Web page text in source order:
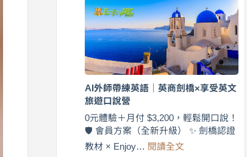
費
7
天
說
英
語！
商
橋
×
EnjoyABC
AI外師帶練英語｜英商劍橋×享受英文
旅遊口說營
0元體驗＋月付 $3,200，輕鬆開口說！
🛡️ 會員方案（全新升級） ✨ 劍橋認證
教材 × Enjoy… 閱讀全文